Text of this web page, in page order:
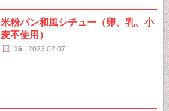
米粉パン和風シチュー（卵、乳、小
麦不使用）
16 2023.02.07